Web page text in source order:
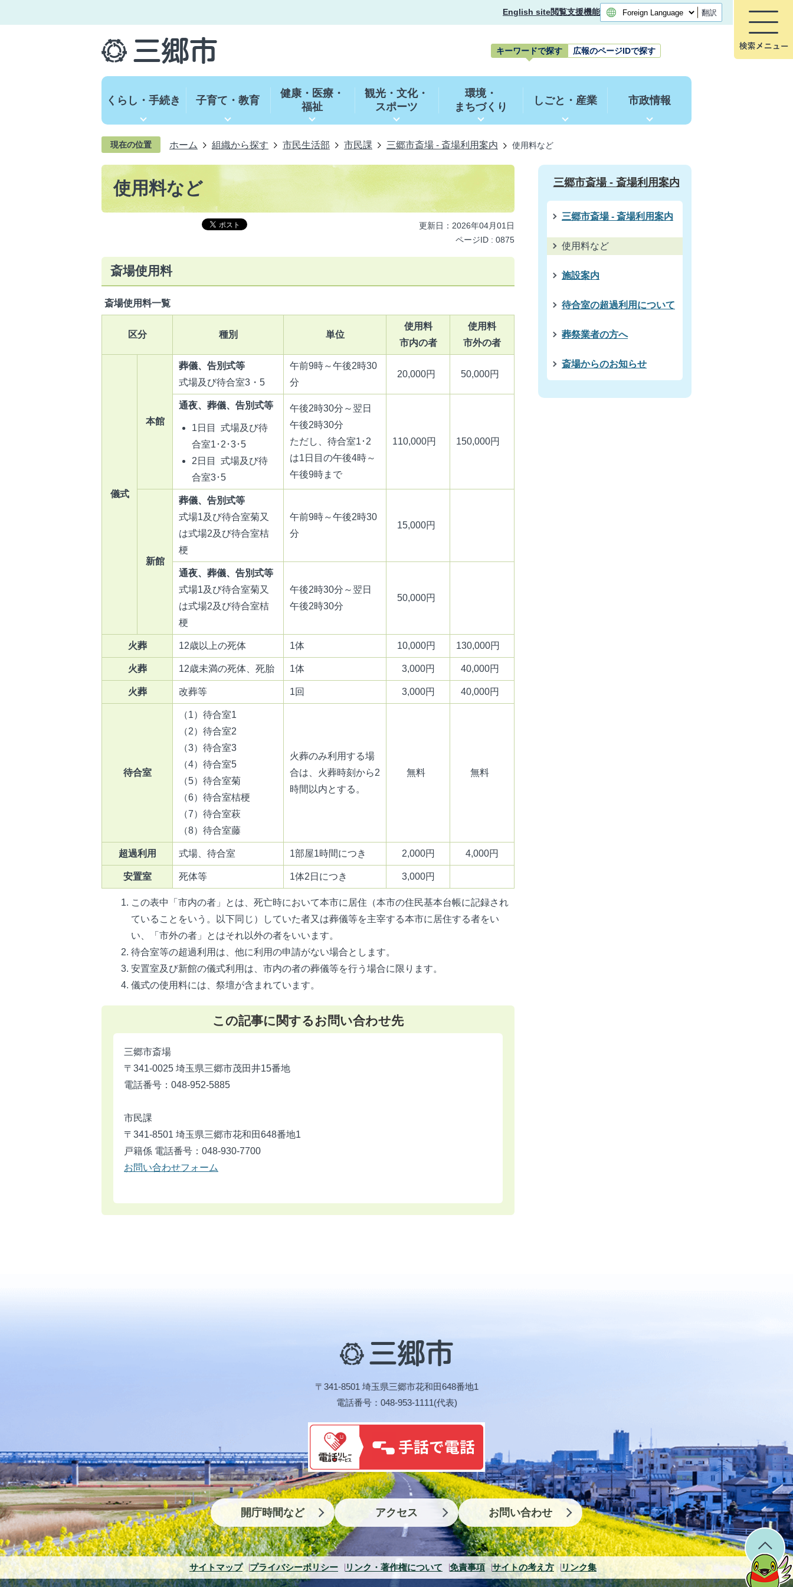
English site閲覧支援機能 翻訳
キーワードで探す 広報のページIDで探す
ワ
ー
索
くらし・手続き 子育て・教育
健康・医療・
福祉
観光・文化・
スポーツ
環境・
まちづくり
しごと・産業 市政情報
現在の位置 ホーム 組織から探す 市民生活部 市民課 三郷市斎場 - 斎場利用案内 使用料など
使用料など
更新日：2026年04月01日
ページID : 0875
斎場使用料
斎場使用料一覧
区分 種別 単位
使用料
市内の者
使用料
市外の者
儀式
本館
葬儀、告別式等
式場及び待合室3・5
午前9時～午後2時30
分
20,000円 50,000円
通夜、葬儀、告別式等
1日目 式場及び待
合室1･2･3･5
2日目 式場及び待
合室3･5
午後2時30分～翌日
午後2時30分
ただし、待合室1･2
は1日目の午後4時～
午後9時まで
110,000円 150,000円
新館
葬儀、告別式等
式場1及び待合室菊又
は式場2及び待合室桔
梗
午前9時～午後2時30
分
15,000円
通夜、葬儀、告別式等
式場1及び待合室菊又
は式場2及び待合室桔
梗
午後2時30分～翌日
午後2時30分
50,000円
火葬 12歳以上の死体 1体 10,000円 130,000円
火葬 12歳未満の死体、死胎 1体 3,000円 40,000円
火葬 改葬等 1回 3,000円 40,000円
待合室
（1）待合室1
（2）待合室2
（3）待合室3
（4）待合室5
（5）待合室菊
（6）待合室桔梗
（7）待合室萩
（8）待合室藤
火葬のみ利用する場
合は、火葬時刻から2
時間以内とする。
無料 無料
超過利用 式場、待合室 1部屋1時間につき 2,000円 4,000円
安置室 死体等 1体2日につき 3,000円
この表中「市内の者」とは、死亡時において本市に居住（本市の住民基本台帳に記録され
ていることをいう。以下同じ）していた者又は葬儀等を主宰する本市に居住する者をい
い、「市外の者」とはそれ以外の者をいいます。
待合室等の超過利用は、他に利用の申請がない場合とします。
安置室及び新館の儀式利用は、市内の者の葬儀等を行う場合に限ります。
儀式の使用料には、祭壇が含まれています。
この記事に関するお問い合わせ先
三郷市斎場
〒341-0025 埼玉県三郷市茂田井15番地
電話番号：048-952-5885
市民課
〒341-8501 埼玉県三郷市花和田648番地1
戸籍係 電話番号：048-930-7700
お問い合わせフォーム
三郷市斎場 - 斎場利用案内
三郷市斎場 - 斎場利用案内
使用料など
施設案内
待合室の超過利用について
葬祭業者の方へ
斎場からのお知らせ
三
郷
〒341-8501 埼玉県三郷市花和田648番地1
電話番号：048-953-1111(代表)
開庁時間など アクセス お問い合わせ
サイトマップ プライバシーポリシー リンク・著作権について 免責事項 サイトの考え方 リンク集